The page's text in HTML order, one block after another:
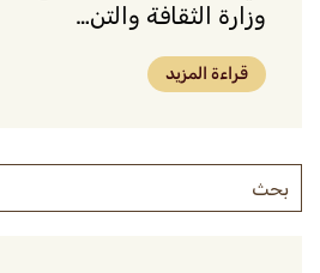
وزارة الثقافة والتن…
قراءة المزيد